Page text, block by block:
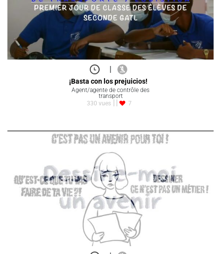
|
¡Basta con los prejuicios!
Agent/agente de contrôle des
transport
330 vues
7